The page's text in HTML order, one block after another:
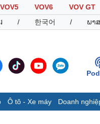
VOV5 VOV6
VOV GT
/ 한국어 / ພາ
Ô tô - Xe máy Doanh